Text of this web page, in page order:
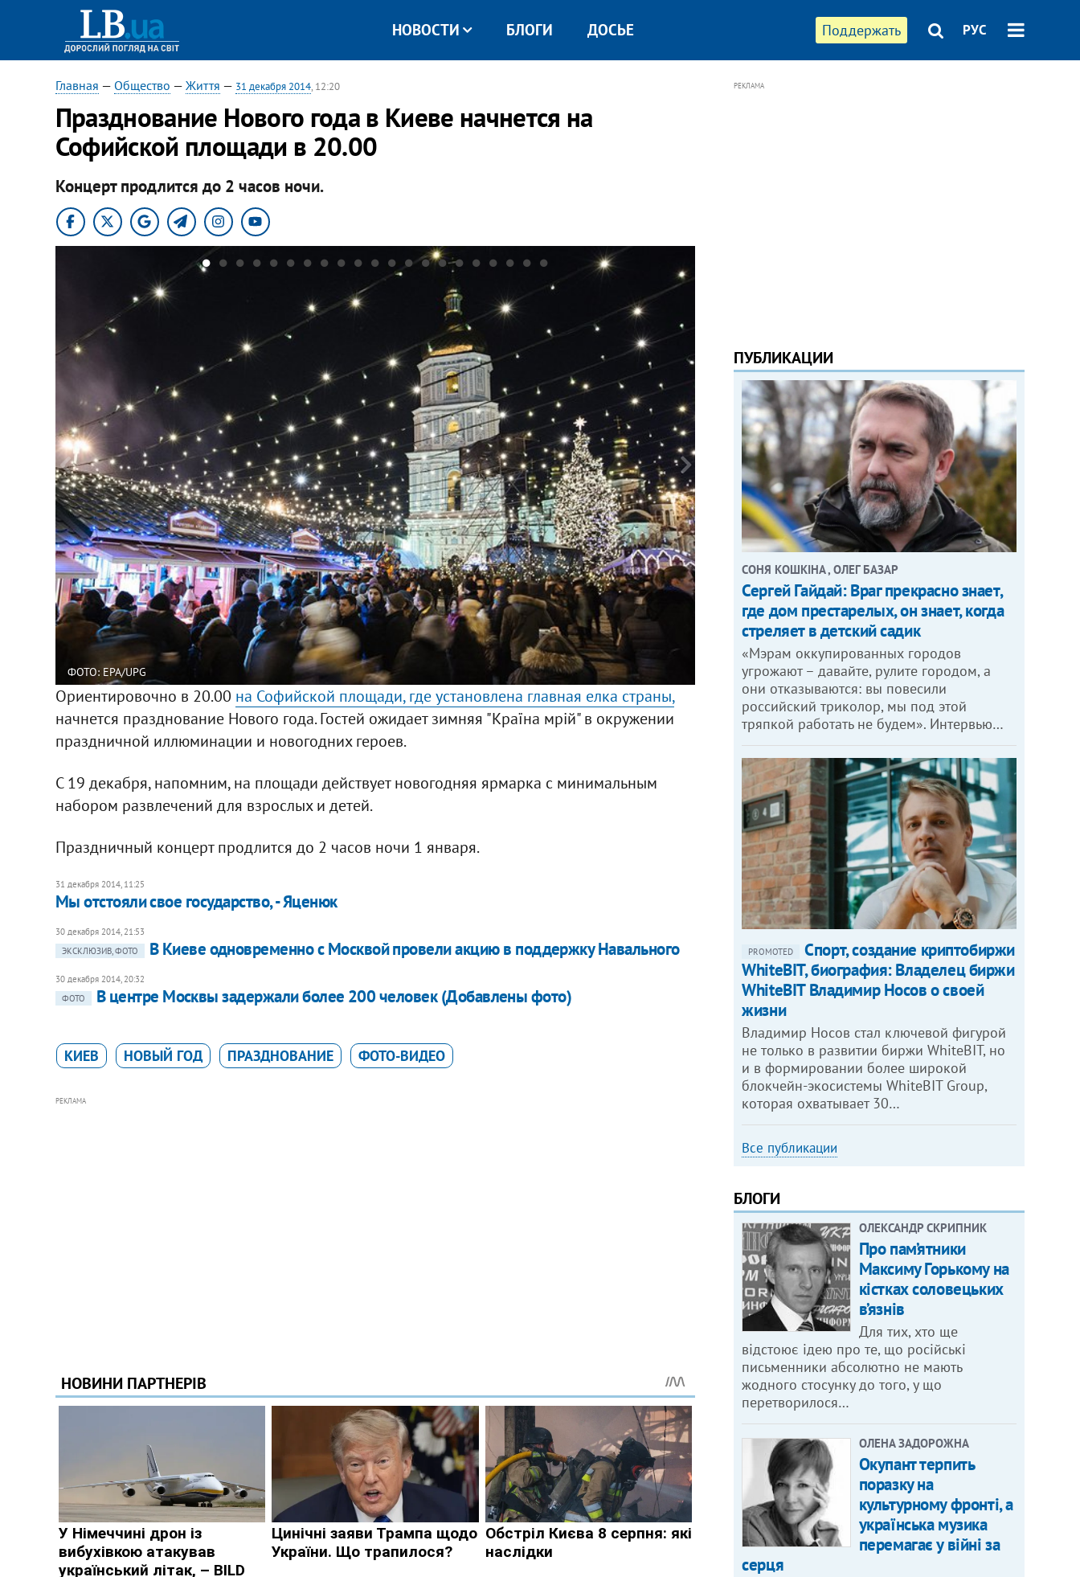
Поддержать РУС
НОВОСТИ БЛОГИ ДОСЬЕ
Главная — Общество — Життя — 31 декабря 2014, 12:20
Празднование Нового года в Киеве начнется на
Софийской площади в 20.00
Концерт продлится до 2 часов ночи.
ФОТО: EPA/UPG
ФОТО: МАКС ТРЕБУХОВ
Ориентировочно в 20.00 на Софийской площади, где установлена главная елка страны,
начнется празднование Нового года. Гостей ожидает зимняя "Країна мрій" в окружении
праздничной иллюминации и новогодних героев.
С 19 декабря, напомним, на площади действует новогодняя ярмарка с минимальным
набором развлечений для взрослых и детей.
Праздничный концерт продлится до 2 часов ночи 1 января.
31 декабря 2014, 11:25
Мы отстояли свое государство, - Яценюк
30 декабря 2014, 21:53
ЭКСКЛЮЗИВ, ФОТО
В Киеве одновременно с Москвой провели акцию в поддержку Навального
30 декабря 2014, 20:32
ФОТО
В центре Москвы задержали более 200 человек (Добавлены фото)
КИЕВ НОВЫЙ ГОД ПРАЗДНОВАНИЕ ФОТО-ВИДЕО
РЕКЛАМА
РЕКЛАМА
ПУБЛИКАЦИИ
СОНЯ КОШКІНА , ОЛЕГ БАЗАР
Сергей Гайдай: Враг прекрасно знает,
где дом престарелых, он знает, когда
стреляет в детский садик
«Мэрам оккупированных городов
угрожают – давайте, рулите городом, а
они отказываются: вы повесили
российский триколор, мы под этой
тряпкой работать не будем». Интервью…
PROMOTED
Спорт, создание криптобиржи
WhiteBIT, биография: Владелец биржи
WhiteBIT Владимир Носов о своей
жизни
Владимир Носов стал ключевой фигурой
не только в развитии биржи WhiteBIT, но
и в формировании более широкой
блокчейн-экосистемы WhiteBIT Group,
которая охватывает 30…
Все публикации
БЛОГИ
ОЛЕКСАНДР СКРИПНИК
Про пам’ятники
Максиму Горькому на
кістках соловецьких
в’язнів
Для тих, хто ще
відстоює ідею про те, що російські
письменники абсолютно не мають
жодного стосунку до того, у що
перетворилося…
ОЛЕНА ЗАДОРОЖНА
Окупант терпить
поразку на
культурному фронті, а
українська музика
перемагає у війні за
серця